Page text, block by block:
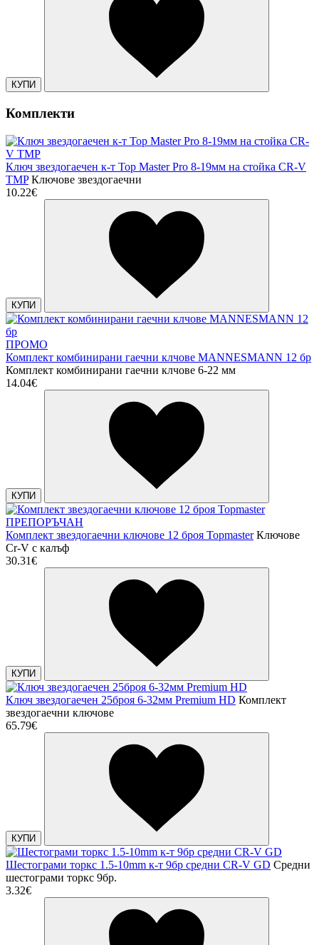
КУПИ
Комплекти
Ключ звездогаечен к-т Top Master Pro 8-19мм на стойка CR-V
TMP Ключове звездогаечни
10.22€
КУПИ
ПРОМО
Комплект комбинирани гаечни клчове MANNESMANN 12 бр
Комплект комбинирани гаечни клчове 6-22 мм
14.04€
КУПИ
ПРЕПОРЪЧАН
Комплект звездогаечни ключове 12 броя Topmaster Ключове
Cr-V с калъф
30.31€
КУПИ
Ключ звездогаечен 25броя 6-32мм Premium HD Комплект
звездогаечни ключове
65.79€
КУПИ
Шестограми торкс 1.5-10mm к-т 9бр средни CR-V GD Средни
шестограми торкс 9бр.
3.32€